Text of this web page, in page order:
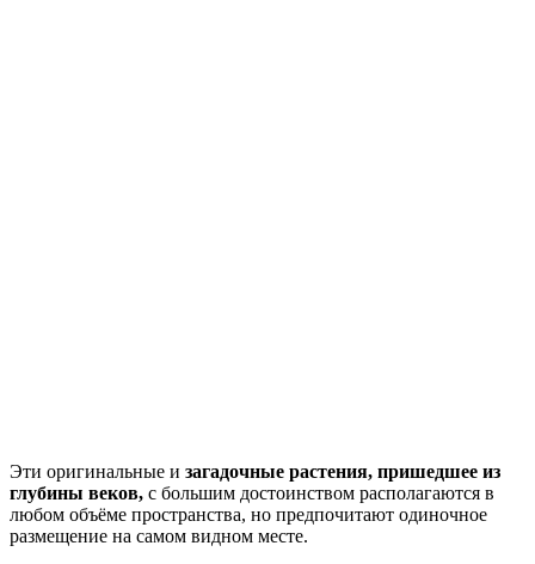
Эти оригинальные и загадочные растения, пришедшее из
глубины веков, с большим достоинством располагаются в
любом объёме пространства, но предпочитают одиночное
размещение на самом видном месте.